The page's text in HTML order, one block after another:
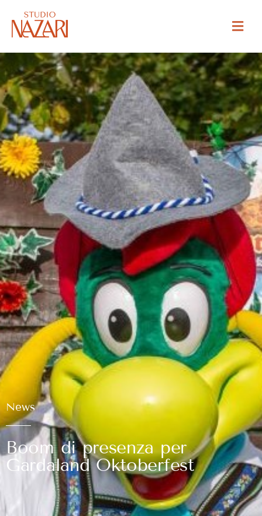
News
Boom di presenza per
Gardaland Oktoberfest